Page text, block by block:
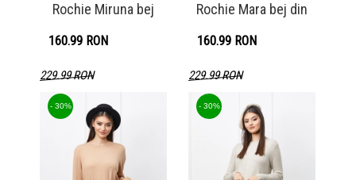
Rochie Miruna bej
160.99 RON
229.99 RON
Detaliu produs
Rochie Mara bej din
160.99 RON
229.99 RON
Detaliu produs
- 30% - 30%